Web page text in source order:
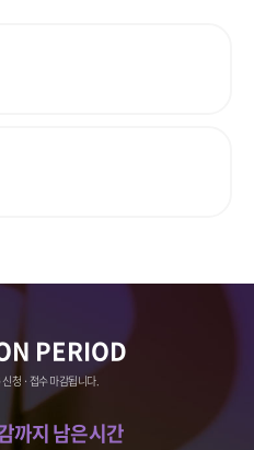
PERIOD
신청 · 접수 마감됩니다.
까지 남은시간